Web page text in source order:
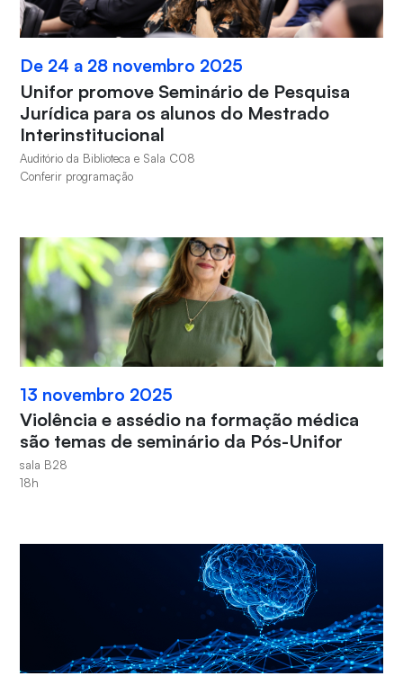
De 24 a 28 novembro 2025
Unifor promove Seminário de Pesquisa
Jurídica para os alunos do Mestrado
Interinstitucional
Auditório da Biblioteca e Sala C08
Conferir programação
13 novembro 2025
Violência e assédio na formação médica
são temas de seminário da Pós-Unifor
sala B28
18h